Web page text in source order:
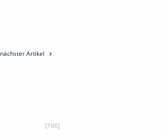
nächster Artikel
[166]